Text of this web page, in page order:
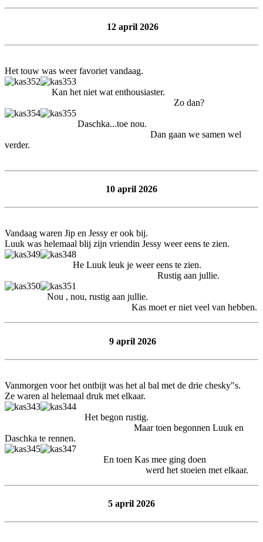
12 april 2026
Het touw was weer favoriet vandaag.
Kan het niet wat enthousiaster.
Zo dan?
Daschka...toe nou.
Dan gaan we samen wel
verder.
10 april 2026
Vandaag waren Jip en Jessy er ook bij.
Luuk was helemaal blij zijn vriendin Jessy weer eens te zien.
He Luuk leuk je weer eens te zien.
Rustig aan jullie.
Nou , nou, rustig aan jullie.
Kas moet er niet veel van hebben.
9 april 2026
Vanmorgen voor het ontbijt was het al bal met de drie chesky"s.
Ze waren al helemaal druk met elkaar.
Het begon rustig.
Maar toen begonnen Luuk en
Daschka te rennen.
En toen Kas mee ging doen
werd het stoeien met elkaar.
5 april 2026